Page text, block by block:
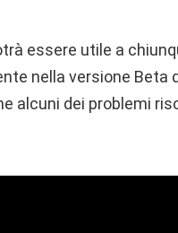
essere utile a
nella versione Beta
alcuni dei problemi